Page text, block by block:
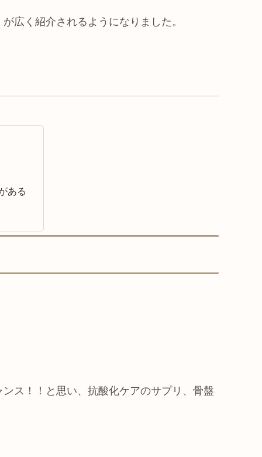
広く紹介されるようになりました。
ある
ス！！と思い、抗酸化ケアのサプリ、骨盤